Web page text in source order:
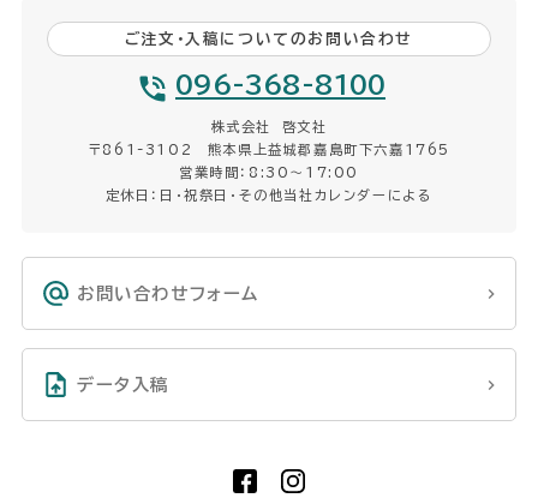
ご注文・入稿についてのお問い合わせ
096-368-8100
株式会社 啓文社
〒861-3102 熊本県上益城郡嘉島町下六嘉1765
営業時間：8:30〜17:00
定休日：日・祝祭日・その他当社カレンダーによる
お問い合わせフォーム
データ入稿